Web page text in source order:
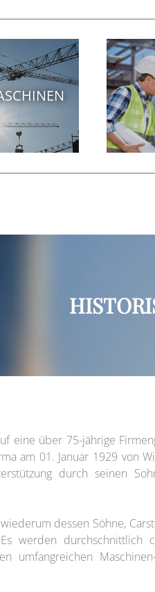
eine über 75-jährige
am 01. Januar 1929 von
durch seinen
dessen Söhne,
werden durchschnittlich
umfangreichen